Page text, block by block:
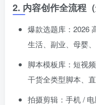
2. 内容创作全流程
爆款选题库：2026
生活、副业、母婴
脚本模板库：短视
干货全类型脚本、
拍摄剪辑：手机 /